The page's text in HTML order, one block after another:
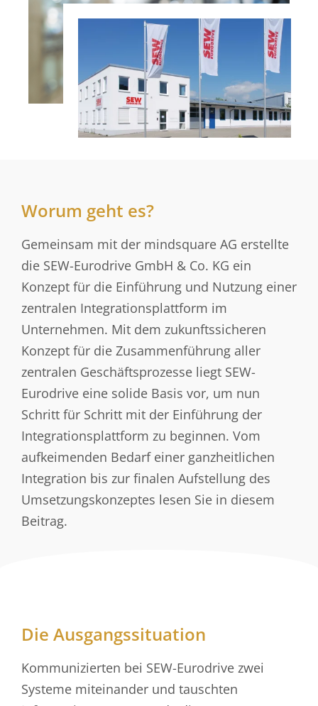
Worum geht es?
Gemeinsam mit der mindsquare AG erstellte
die SEW-Eurodrive GmbH & Co. KG ein
Konzept für die Einführung und Nutzung einer
zentralen Integrationsplattform im
Unternehmen. Mit dem zukunftssicheren
Konzept für die Zusammenführung aller
zentralen Geschäftsprozesse liegt SEW-
Eurodrive eine solide Basis vor, um nun
Schritt für Schritt mit der Einführung der
Integrationsplattform zu beginnen. Vom
aufkeimenden Bedarf einer ganzheitlichen
Integration bis zur finalen Aufstellung des
Umsetzungskonzeptes lesen Sie in diesem
Beitrag.
Die Ausgangssituation
Kommunizierten bei SEW-Eurodrive zwei
Systeme miteinander und tauschten